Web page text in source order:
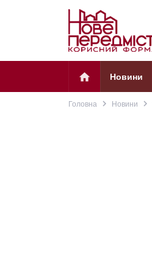
home Новини
Головна navigate_next Новини navigate_next